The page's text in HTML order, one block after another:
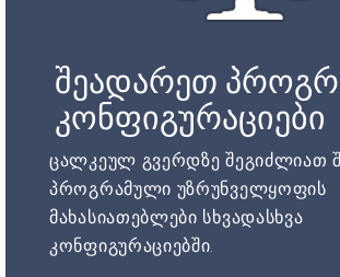
შეადარეთ
კონფიგურაციები
ცალკეულ გვერდზე შეგიძლიათ
პროგრამული უზრუნველყოფის
მახასიათებლები სხვადასხვა
კონფიგურაციებში.